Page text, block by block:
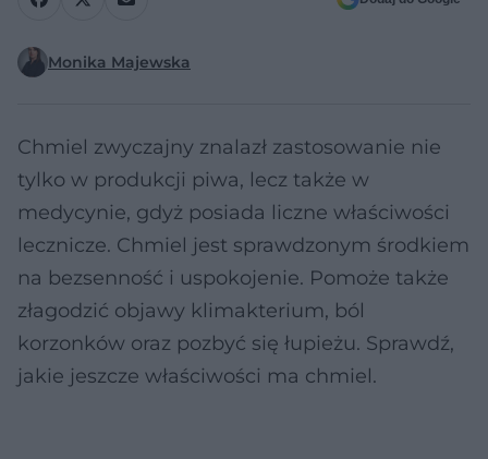
Monika Majewska
Chmiel zwyczajny znalazł zastosowanie nie
tylko w produkcji piwa, lecz także w
medycynie, gdyż posiada liczne właściwości
lecznicze. Chmiel jest sprawdzonym środkiem
na bezsenność i uspokojenie. Pomoże także
złagodzić objawy klimakterium, ból
korzonków oraz pozbyć się łupieżu. Sprawdź,
jakie jeszcze właściwości ma chmiel.